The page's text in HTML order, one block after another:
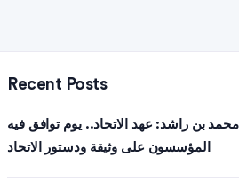
Recent Posts
محمد بن راشد: عهد الاتحاد.. يوم توافق فيه
المؤسسون على وثيقة ودستور الاتحاد